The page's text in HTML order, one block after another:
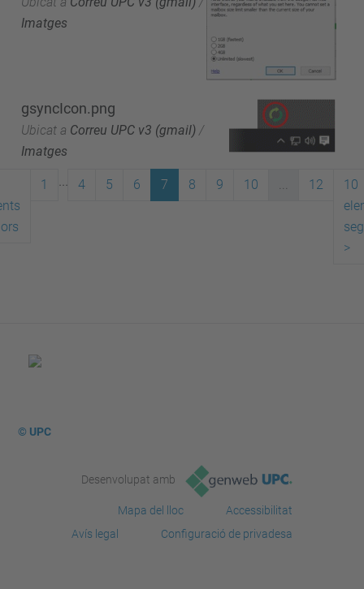
Imatges
gsyncIcon.png
Ubicat a Correu UPC v3 (gmail) /
Imatges
1 ... 4 5 6 7 8 9 10 ... 12
10
>
© UPC
Desenvolupat amb
Mapa del lloc
Accessibilitat
Avís legal
Configuració de privadesa